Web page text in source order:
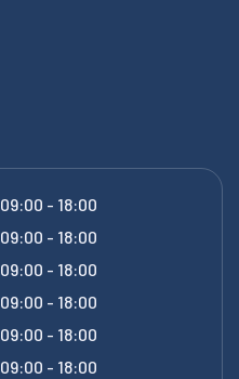
09:00 - 18:00
09:00 - 18:00
09:00 - 18:00
09:00 - 18:00
09:00 - 18:00
09:00 - 18:00